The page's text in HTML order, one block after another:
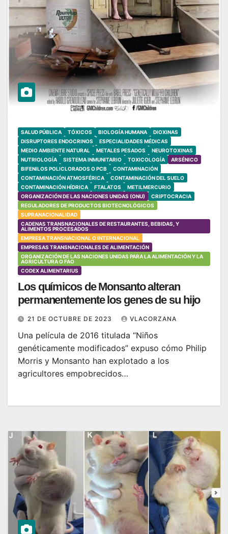
SALUD PÚBLICA TÓXICOS BIOLOGÍA HUMANA
DIOXINAS
DISRUPTORES ENDOCRINOS
ESPECIALIDADES MÉDICAS
MEDIO AMBIENTE NATURAL
METALES PESADOS
NEUROTOXINAS
NUTRIOLOGÍA
SISTEMA INMUNITARIO TOXICOLOGÍA
ARSÉNICO
BIFENILOS POLICLORADOS O PCB
CONTAMINACIÓN
CONTAMINACIÓN ATMOSFÉRICA
CONTAMINACIÓN DEL SUELO
CONTAMINACIÓN HÍDRICA
FTALATOS
METILMERCURIO
ORGANIZACIÓN DE LAS NACIONES UNIDAS (ONU)
CRIPTOCRACIA
REGULADORES DE PRODUCTOS BIOTECNOLÓGICOS
SUPRANACIONALIDAD
CADENAS TRANSNACIONALES DE RESTAURANTES, BEBIDAS, Y
ALIMENTOS PROCESADOS
EMPRESA TRANSNACIONAL O INTERNACIONAL
EMPRESAS TRANSNACIONALES DE ALIMENTACIÓN
ORGANIZACIÓN DE LAS NACIONES UNIDAS PARA LA ALIMENTACIÓN Y LA
AGRICULTURA O FAO
CODEX ALIMENTARIUS
Los químicos de Monsanto alteran
permanentemente los genes de su hijo
21 DE OCTUBRE DE 2023 VLACORZANA
Una película de 2016 titulada “Niños
genéticamente modificados” expuso cómo Philip
Morris y Monsanto han explotado a los
agricultores empobrecidos…